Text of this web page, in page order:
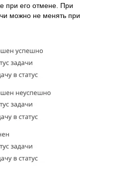
при его отмене. При
можно не менять при